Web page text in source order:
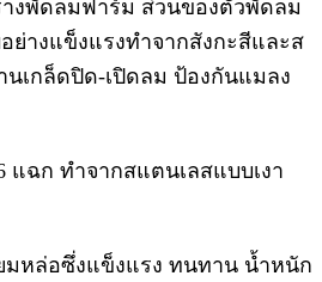
งพัดลมฟาร์ม ส่วนของตัวพัดลม
างแข็งแรงทำจากสังกะสีและส
นเกล็ดปิด-เปิดลม ป้องกันแมลง
ฉก ทำจากสแตนเลสแบบเงา
มหล่อซึ่งแข็งแรง ทนทาน น้ำหนัก